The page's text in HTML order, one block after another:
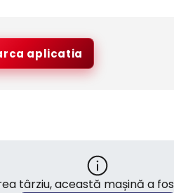
aplicatia
târziu, această mașină a